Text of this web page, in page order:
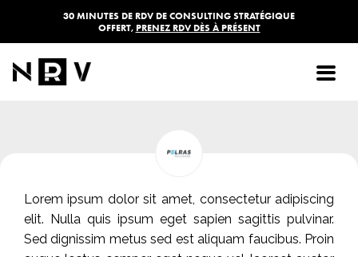
30 MINUTES DE RDV DE CONSULTING STRATÉGIQUE
OFFERT, PRENEZ RDV DÈS À PRÉSENT
Pelras Toulouse
Lorem ipsum dolor sit amet, consectetur adipiscing
elit. Nulla quis ipsum eget sapien sagittis pulvinar.
Sed dignissim metus sed est aliquam faucibus. Proin